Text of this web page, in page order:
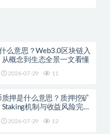
么意思？Web3.0区块链入
从概念到生态全景一文看懂
2026-07-29 11
质押是什么意思？质押挖矿
机制与收益风险完整
2026-07-29 12